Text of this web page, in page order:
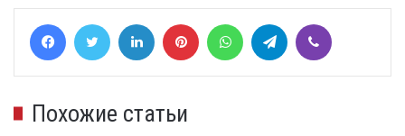
FacebookTwitter LinkedIn Pinterest WhatsAppTelegram
Похожие статьи